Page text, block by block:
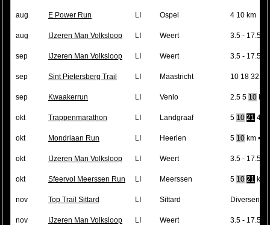
aug E Power Run LI Ospel 4 10 km
aug IJzeren Man Volksloop LI Weert 3.5 - 17.5
sep IJzeren Man Volksloop LI Weert 3.5 - 17.5
sep Sint Pietersberg Trail LI Maastricht 10 18 32 km
sep Kwaakerrun LI Venlo 2.5 5 10 km
okt Trappenmarathon LI Landgraaf 5 10 21 42
okt Mondriaan Run LI Heerlen 5 10 km •
okt IJzeren Man Volksloop LI Weert 3.5 - 17.5
okt Sfeervol Meerssen Run LI Meerssen 5 10 21 km •
nov Top Trail Sittard LI Sittard Diversen •
nov IJzeren Man Volksloop LI Weert 3.5 - 17.5